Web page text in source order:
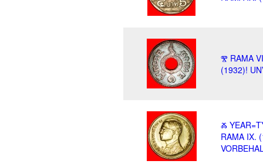
Ⰺ RAMA
(1932)!
Ⰶ
RAMA IX.